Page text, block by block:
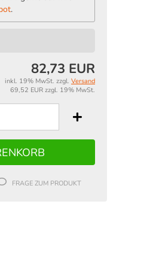
.
82,73 EUR
inkl. 19% MwSt. zzgl. Versand
69,52 EUR zzgl. 19% MwSt.
FRAGE ZUM PRODUKT